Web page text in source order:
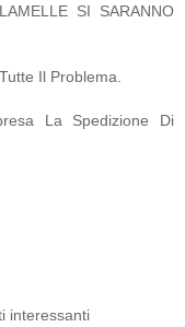
SI SARANNO
Il Problema.
La Spedizione Di
interessanti